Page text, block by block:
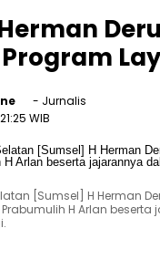
- Jurnalis
WIB
[Sumsel] H Herman
H Arlan